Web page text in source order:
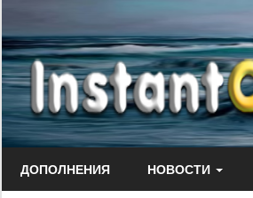
к
содержанию
ДОПОЛНЕНИЯ НОВОСТИ